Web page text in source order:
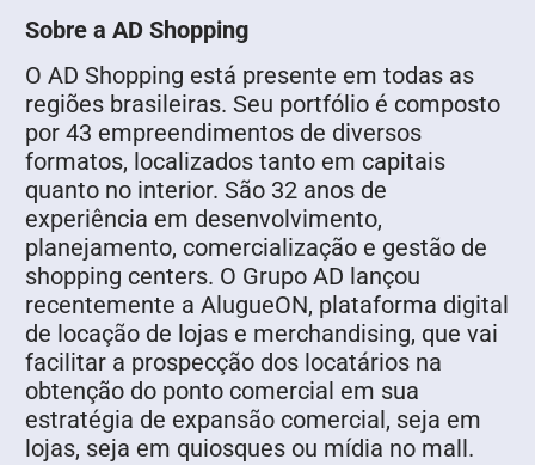
Sobre a AD Shopping
O AD Shopping está presente em todas as
regiões brasileiras. Seu portfólio é composto
por 43 empreendimentos de diversos
formatos, localizados tanto em capitais
quanto no interior. São 32 anos de
experiência em desenvolvimento,
planejamento, comercialização e gestão de
shopping centers. O Grupo AD lançou
recentemente a AlugueON, plataforma digital
de locação de lojas e merchandising, que vai
facilitar a prospecção dos locatários na
obtenção do ponto comercial em sua
estratégia de expansão comercial, seja em
lojas, seja em quiosques ou mídia no mall.